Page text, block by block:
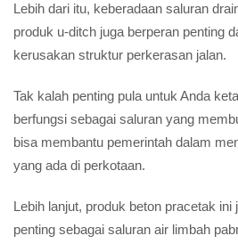
Lebih dari itu, keberadaan saluran
produk u-ditch juga berperan penting
kerusakan struktur perkerasan jalan.
Tak kalah penting pula untuk Anda
berfungsi sebagai saluran yang
bisa membantu pemerintah dalam
yang ada di perkotaan.
Lebih lanjut, produk beton pracetak ini
penting sebagai saluran air limbah